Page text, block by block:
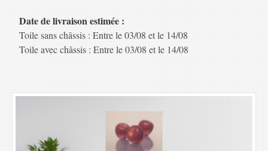
Date de livraison estimée :
Toile sans châssis : Entre le 03/08 et le 14/08
Toile avec châssis : Entre le 03/08 et le 14/08